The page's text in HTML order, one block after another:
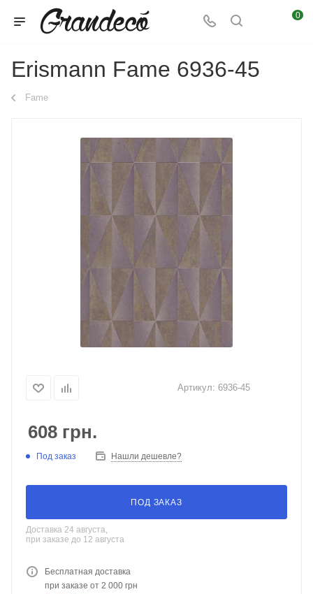
0
Erismann Fame 6936-45
Fame
Артикул: 6936-45
608 грн.
Под заказ Нашли дешевле?
ПОД ЗАКАЗ
Доставка 24 августа,
при заказе до 12 августа
Бесплатная доставка
при заказе от 2 000 грн